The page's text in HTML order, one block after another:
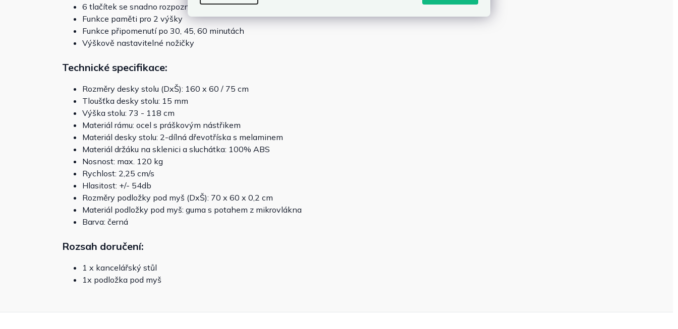
6 tlačítek se snadno rozpoznatelnými symboly
Funkce paměti pro 2 výšky
Funkce připomenutí po 30, 45, 60 minutách
Výškově nastavitelné nožičky
Technické specifikace:
Rozměry desky stolu (DxŠ): 160 x 60 / 75 cm
Tloušťka desky stolu: 15 mm
Výška stolu: 73 - 118 cm
Materiál rámu: ocel s práškovým nástřikem
Materiál desky stolu: 2-dílná dřevotříska s melaminem
Materiál držáku na sklenici a sluchátka: 100% ABS
Nosnost: max. 120 kg
Rychlost: 2,25 cm/s
Hlasitost: +/- 54db
Rozměry podložky pod myš (DxŠ): 70 x 60 x 0,2 cm
Materiál podložky pod myš: guma s potahem z mikrovlákna
Barva: černá
Rozsah doručení:
1 x kancelářský stůl
1x podložka pod myš